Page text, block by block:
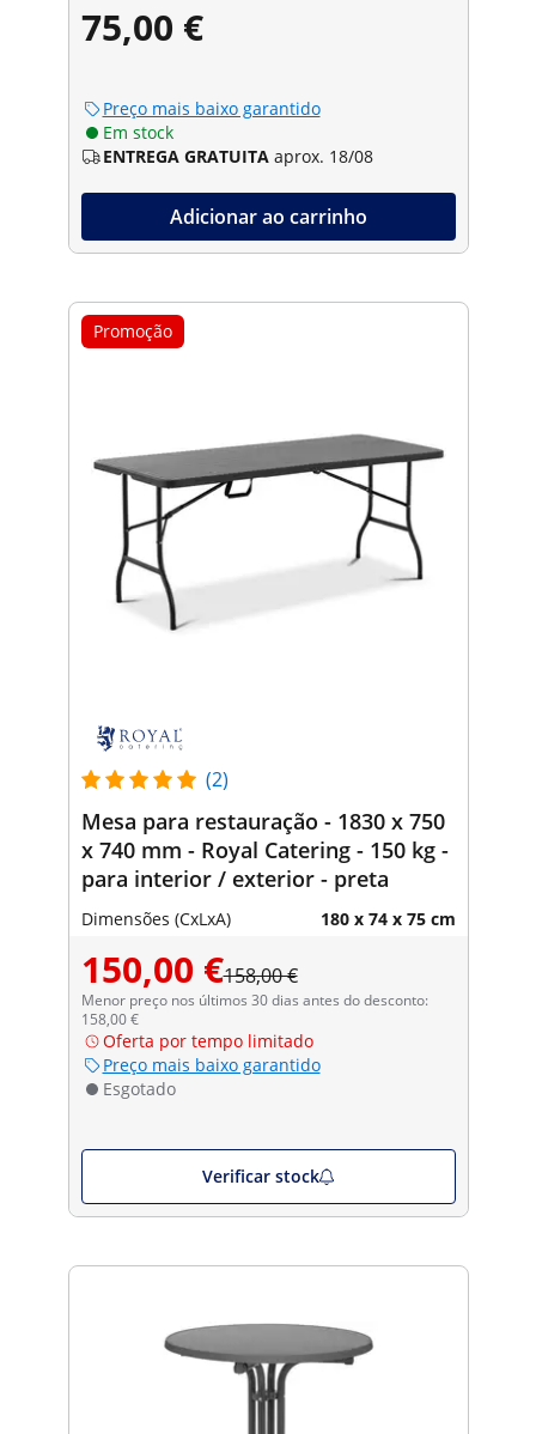
75,00 €
Preço mais baixo garantido
Em stock
ENTREGA GRATUITA aprox. 18/08
Adicionar ao carrinho
Promoção
(2)
Mesa para restauração - 1830 x 750
x 740 mm - Royal Catering - 150 kg -
para interior / exterior - preta
Dimensões (CxLxA) 180 x 74 x 75 cm
150,00 €158,00 €
Menor preço nos últimos 30 dias antes do desconto:
158,00 €
Oferta por tempo limitado
Preço mais baixo garantido
Esgotado
Verificar stock